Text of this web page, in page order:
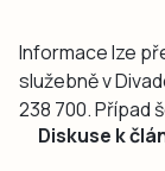
Informace lze
služebně v
238 700. Případ
Diskuse k